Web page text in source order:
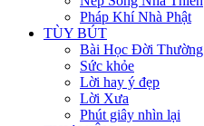
Pháp Khí Nhà Phật
TÙY BÚT
Bài Học Đời Thường
Sức khỏe
Lời hay ý đẹp
Lời Xưa
Phút giây nhìn lại